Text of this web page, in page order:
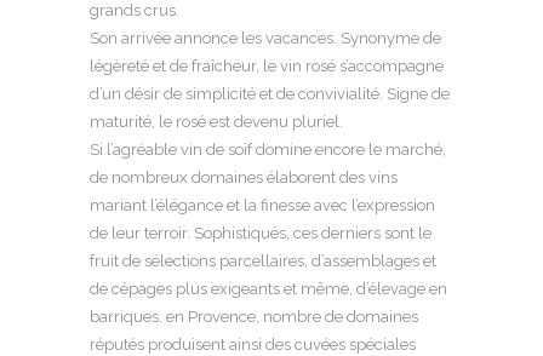
grands crus.
Son arrivée annonce les vacances. Synonyme de
légèreté et de fraîcheur, le vin rosé s’accompagne
d’un désir de simplicité et de convivialité. Signe de
maturité, le rosé est devenu pluriel.
Si l’agréable vin de soif domine encore le marché,
de nombreux domaines élaborent des vins
mariant l’élégance et la finesse avec l’expression
de leur terroir. Sophistiqués, ces derniers sont le
fruit de sélections parcellaires, d’assemblages et
de cépages plus exigeants et même, d’élevage en
barriques. en Provence, nombre de domaines
réputés produisent ainsi des cuvées spéciales